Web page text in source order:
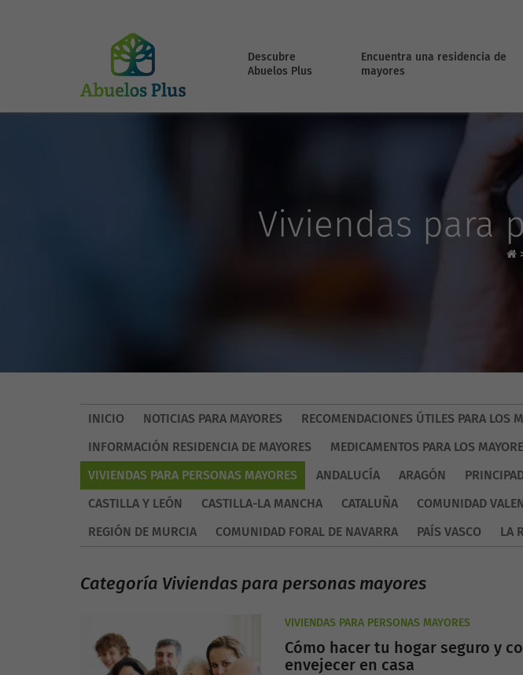
Descubre
Abuelos Plus
Encuentra una residencia de
mayores
Viviendas para
INICIO NOTICIAS PARA MAYORES RECOMENDACIONES ÚTILES PARA LOS
INFORMACIÓN RESIDENCIA DE MAYORES
MEDICAMENTOS PARA LOS
VIVIENDAS PARA PERSONAS MAYORES
ANDALUCÍA ARAGÓN
CASTILLA Y LEÓN
CASTILLA-LA MANCHA CATALUÑA COMUNIDAD
REGIÓN DE MURCIA
COMUNIDAD FORAL DE NAVARRA PAÍS VASCO LA
Categoría Viviendas para personas mayores
VIVIENDAS PARA PERSONAS MAYORES
Cómo hacer tu hogar seguro y
envejecer en casa